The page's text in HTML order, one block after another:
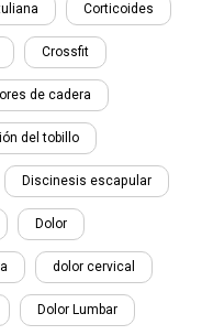
Corticoides
Crossfit
de cadera
del tobillo
Discinesis escapular
Dolor
dolor cervical
Dolor Lumbar